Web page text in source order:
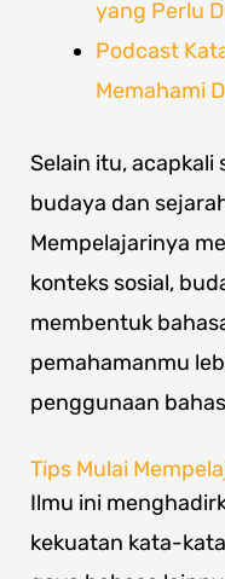
yang Perlu
Podcast
Memahami
Selain itu,
budaya dan
Mempelajarinya
konteks sosial,
membentuk
pemahamanmu
penggunaan
Tips Mulai
Ilmu ini
kekuatan kata-